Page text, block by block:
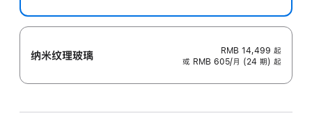
纳米纹理玻璃 RMB 14,499 起
或 RMB 605/月 (24 期) 起